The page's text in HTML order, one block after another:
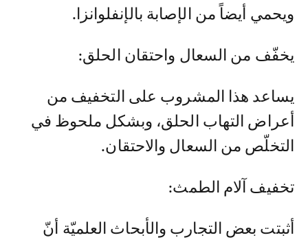
ويحمي أيضاً من الإصابة بالإنفلوانزا.
يخفّف من السعال واحتقان الحلق:
يساعد هذا المشروب على التخفيف من
أعراض التهاب الحلق، وبشكل ملحوظ في
التخلّص من السعال والاحتقان.
تخفيف آلام الطمث:
أثبتت بعض التجارب والأبحاث العلميّة أنّ